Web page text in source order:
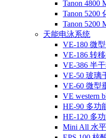
Tanon 4800
Tanon 5200
Tanon 5200
天能电泳系统
VE-180 微
VE-186 转
VE-386 半
VE-50 玻璃
VE-60 微型
VE western
HE-90 多功
HE-120 多
Mini All 水